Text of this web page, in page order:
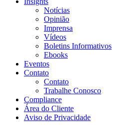
Notícias
Opinião
Imprensa
Vídeos
Boletins Informativos
Ebooks
Eventos
Contato
Contato
Trabalhe Conosco
Compliance
Área do Cliente
Aviso de Privacidade